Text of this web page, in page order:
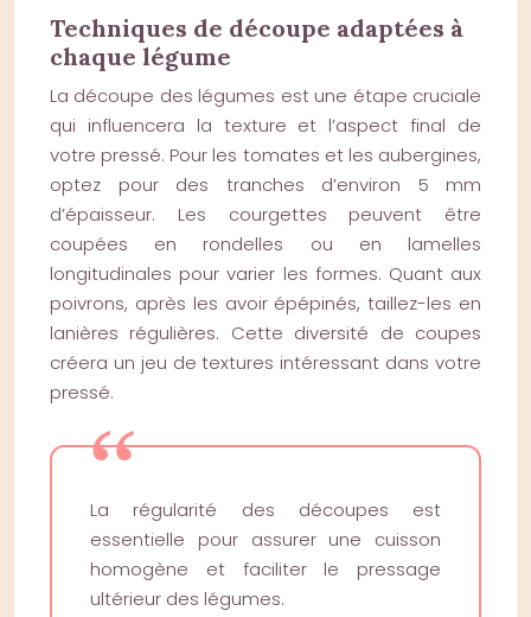
Techniques de découpe adaptées à
chaque légume
La découpe des légumes est une étape cruciale
qui influencera la texture et l’aspect final de
votre pressé. Pour les tomates et les aubergines,
optez pour des tranches d’environ 5 mm
d’épaisseur. Les courgettes peuvent être
coupées en rondelles ou en lamelles
longitudinales pour varier les formes. Quant aux
poivrons, après les avoir épépinés, taillez-les en
lanières régulières. Cette diversité de coupes
créera un jeu de textures intéressant dans votre
pressé.
La régularité des découpes est
essentielle pour assurer une cuisson
homogène et faciliter le pressage
ultérieur des légumes.